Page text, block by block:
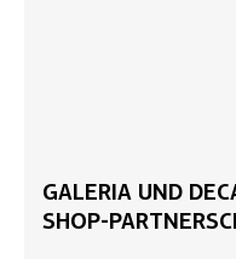
GALERIA UND
SHOP-